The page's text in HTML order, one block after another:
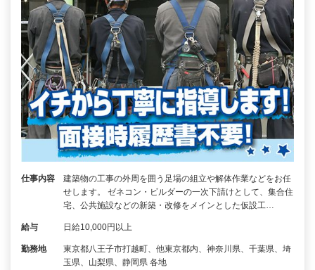
仕事内容
建築物の工事の外周を囲う足場の組立や解体作業などをお任
せします。 ゼネコン・ビルダーの一次下請けとして、集合住
宅、公共施設などの新築・改修をメインとした仮設工…
給与 日給10,000円以上
勤務地
東京都八王子市打越町、他東京都内、神奈川県、千葉県、埼
玉県、山梨県、静岡県 各地